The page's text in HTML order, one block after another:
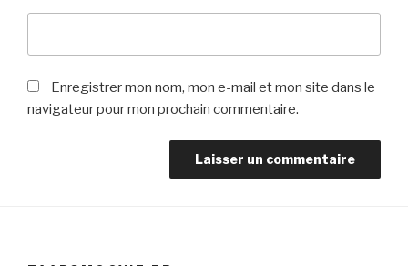
Enregistrer mon nom, mon e-mail et mon site dans le
navigateur pour mon prochain commentaire.